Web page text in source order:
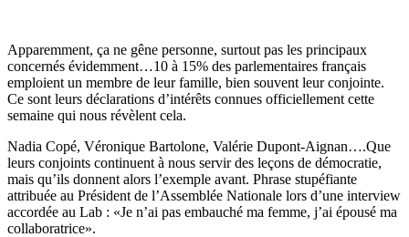
Apparemment, ça ne gêne personne, surtout pas les principaux
concernés évidemment…10 à 15% des parlementaires français
emploient un membre de leur famille, bien souvent leur conjointe.
Ce sont leurs déclarations d’intérêts connues officiellement cette
semaine qui nous révèlent cela.
Nadia Copé, Véronique Bartolone, Valérie Dupont-Aignan….Que
leurs conjoints continuent à nous servir des leçons de démocratie,
mais qu’ils donnent alors l’exemple avant. Phrase stupéfiante
attribuée au Président de l’Assemblée Nationale lors d’une interview
accordée au Lab : «Je n’ai pas embauché ma femme, j’ai épousé ma
collaboratrice».